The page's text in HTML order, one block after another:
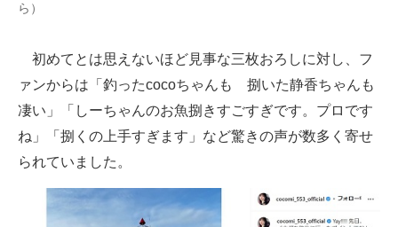
ら）
初めてとは思えないほど見事な三枚おろしに対し、フ
ァンからは「釣ったcocoちゃんも 捌いた静香ちゃんも
凄い」「しーちゃんのお魚捌きすごすぎです。プロです
ね」「捌くの上手すぎます」など驚きの声が数多く寄せ
られていました。